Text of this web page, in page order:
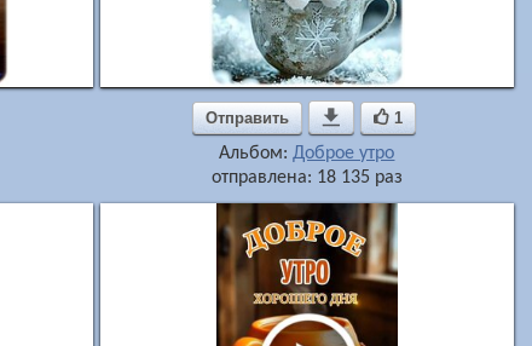
Отправить  1
Альбом:Доброе утро
отправлена: 18 135 раз